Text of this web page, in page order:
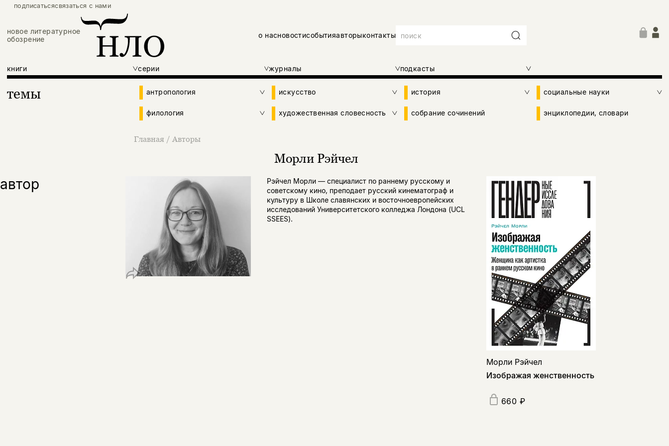
подписатьсясвязаться с нами
новое литературное
обозрение
о насновостисобытияавторыконтакты
книги серии журналы подкасты
темы антропология искусство история социальные науки
филология художественная словесность собрание сочинений энциклопедии, словари
Главная / Авторы
Морли Рэйчел
автор
Рэйчел Морли — специалист по раннему русскому и
советскому кино, преподает русский кинематограф и
культуру в Школе славянских и восточноевропейских
исследований Университетского колледжа Лондона (UCL
SSEES).
Морли Рэйчел
Изображая женственность
660 ₽